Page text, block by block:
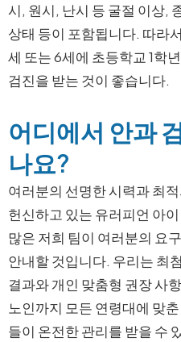
시, 원시, 난시 등 굴절 이상,
상태 등이 포함됩니다. 따라
세 또는 6세에 초등학교 1학
검진을 받는 것이 좋습니다.
어디에서 안과
나요?
여러분의 선명한 시력과 최
헌신하고 있는 유러피언 아
많은 저희 팀이 여러분의 요
안내할 것입니다. 우리는 최
결과와 개인 맞춤형 권장 사
노인까지 모든 연령대에 맞
들이 온전한 관리를 받을 수